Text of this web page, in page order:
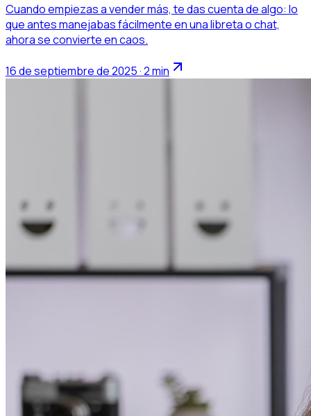
Cuando empiezas a vender más, te das cuenta de algo: lo
que antes manejabas fácilmente en una libreta o chat,
ahora se convierte en caos.
16 de septiembre de 2025 · 2 min